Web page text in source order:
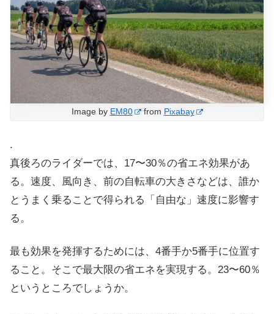
Image by EM80 from Pixabay
.
真後ろのライダーでは、17〜30％の省エネ効果があ
る。速度、風向き、前の自転車の大きさなどは、誰か
とうまく乗ることで得られる「自由な」速度に影響す
る。
最も効果を発揮するためには、4番手か5番手に位置す
ること。そこで最大限の省エネを実現する。23〜60％
というところでしょうか。